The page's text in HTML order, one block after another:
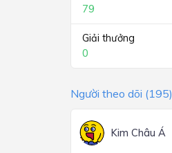
79
Giải thưởng
0
Người theo dõi (195)
Kim Châu Á